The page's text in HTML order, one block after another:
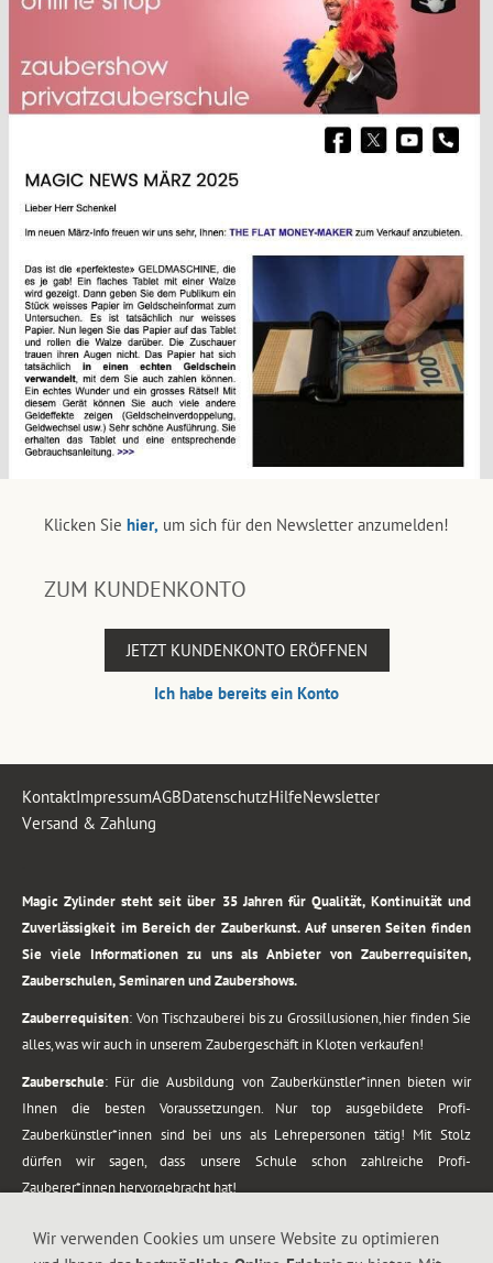
Klicken Sie hier, um sich für den Newsletter anzumelden!
ZUM KUNDENKONTO
JETZT KUNDENKONTO ERÖFFNEN
Ich habe bereits ein Konto
KontaktImpressumAGBDatenschutzHilfeNewsletter
Versand & Zahlung
Magic Zylinder steht seit über 35 Jahren für Qualität, Kontinuität und
Zuverlässigkeit im Bereich der Zauberkunst. Auf unseren Seiten finden
Sie viele Informationen zu uns als Anbieter von Zauberrequisiten,
Zauberschulen, Seminaren und Zaubershows.
Zauberrequisiten: Von Tischzauberei bis zu Grossillusionen, hier finden Sie
alles, was wir auch in unserem Zaubergeschäft in Kloten verkaufen!
Zauberschule: Für die Ausbildung von Zauberkünstler*innen bieten wir
Ihnen die besten Voraussetzungen. Nur top ausgebildete Profi-
Zauberkünstler*innen sind bei uns als Lehrepersonen tätig! Mit Stolz
dürfen wir sagen, dass unsere Schule schon zahlreiche Profi-
Zauberer*innen hervorgebracht hat!
vom Kinderprogramm bis zur Tischzauberei. Lassen Sie sich faszinieren von
Wir verwenden Cookies um unsere Website zu optimieren